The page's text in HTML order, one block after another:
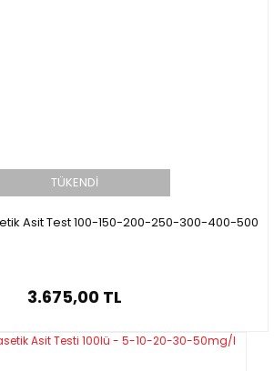
TÜKENDİ
Asit Test 100-150-200-250-300-400-500
3.675,00 TL